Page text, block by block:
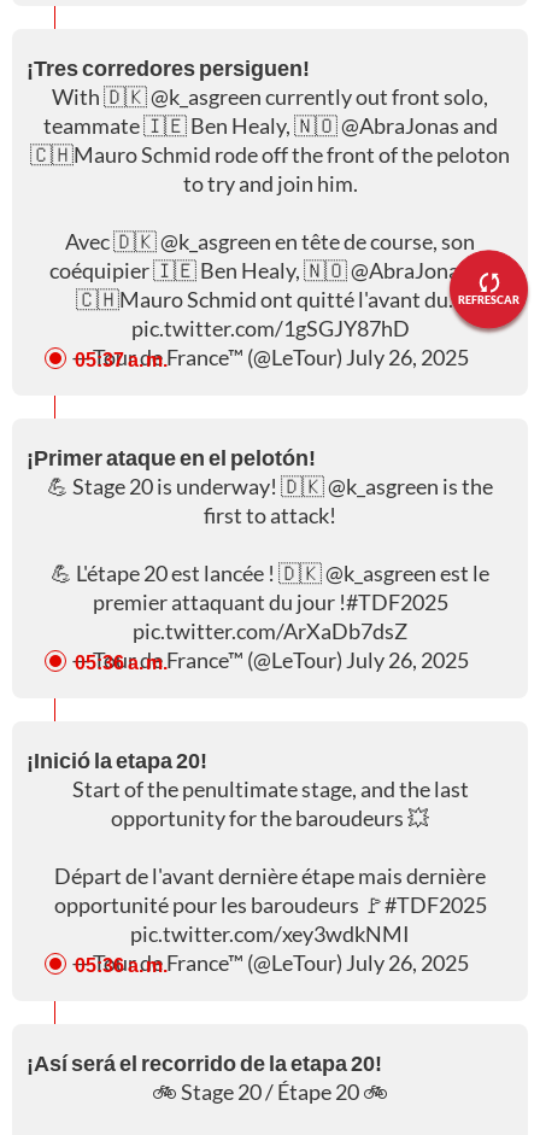
REFRESCAR
¡Tres corredores persiguen!
With 🇩🇰@k_asgreencurrently out front solo,
teammate 🇮🇪 Ben Healy, 🇳🇴@AbraJonasand
🇨🇭Mauro Schmid rode off the front of the peloton
to try and join him.
Avec 🇩🇰@k_asgreenen tête de course, son
coéquipier 🇮🇪 Ben Healy, 🇳🇴@AbraJonas
et
🇨🇭Mauro Schmid ont quitté l'avant du…
pic.twitter.com/1gSGJY87hD
— Tour de France™ (@LeTour) July 26, 2025
05:37 a. m.
¡Primer ataque en el pelotón!
💪 Stage 20 is underway! 🇩🇰@k_asgreen is the
first to attack!
💪 L'étape 20 est lancée ! 🇩🇰@k_asgreenest le
premier attaquant du jour !#TDF2025
pic.twitter.com/ArXaDb7dsZ
— Tour de France™ (@LeTour) July 26, 2025
05:36 a. m.
¡Inició la etapa 20!
Start of the penultimate stage, and the last
opportunity for the baroudeurs 💥
Départ de l'avant dernière étape mais dernière
opportunité pour les baroudeurs 🚩#TDF2025
pic.twitter.com/xey3wdkNMI
— Tour de France™ (@LeTour) July 26, 2025
05:36 a. m.
¡Así será el recorrido de la etapa 20!
🚲 Stage 20 / Étape 20 🚲